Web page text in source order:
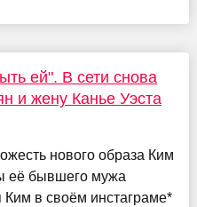
ей". В сети снова
и жену Канье Уэста
нового образа Ким
её бывшего мужа
Ким в своём инстаграме*